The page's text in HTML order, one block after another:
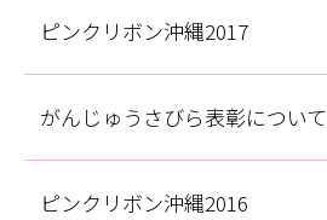
ピンクリボン沖縄2017
がんじゅうさびら表彰について
ピンクリボン沖縄2016